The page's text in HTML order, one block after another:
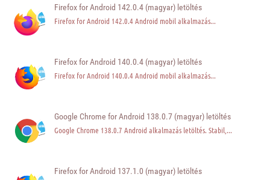
Firefox for Android 142.0.4 (magyar) letöltés
Firefox for Android 142.0.4 Android mobil alkalmazás...
Firefox for Android 140.0.4 (magyar) letöltés
Firefox for Android 140.0.4 Android mobil alkalmazás...
Google Chrome for Android 138.0.7 (magyar) letöltés
Google Chrome 138.0.7 Android alkalmazás letöltés. Stabil,...
Firefox for Android 137.1.0 (magyar) letöltés